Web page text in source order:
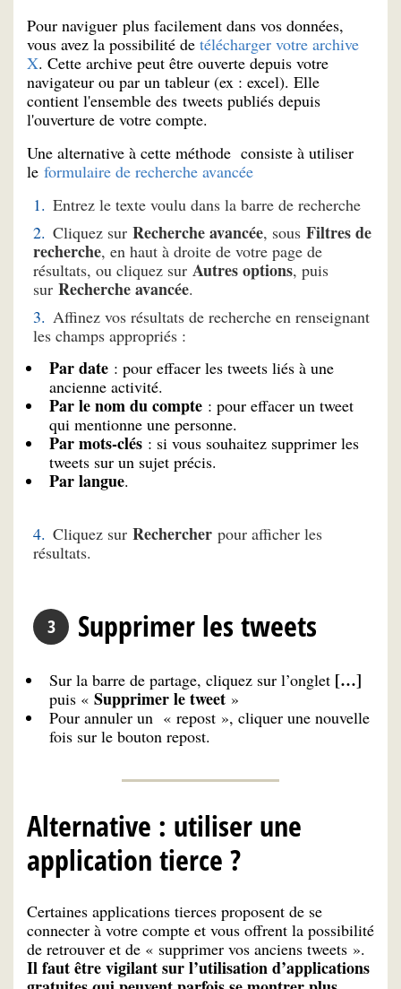
Pour naviguer plus facilement dans vos données,
vous avez la possibilité de télécharger votre archive
X. Cette archive peut être ouverte depuis votre
navigateur ou par un tableur (ex : excel). Elle
contient l'ensemble des tweets publiés depuis
l'ouverture de votre compte.
Une alternative à cette méthode consiste à utiliser
le formulaire de recherche avancée
Entrez le texte voulu dans la barre de recherche
Cliquez sur Recherche avancée, sous Filtres de
recherche, en haut à droite de votre page de
résultats, ou cliquez sur Autres options, puis
sur Recherche avancée.
Affinez vos résultats de recherche en renseignant
les champs appropriés :
Par date : pour effacer les tweets liés à une
ancienne activité.
Par le nom du compte : pour effacer un tweet
qui mentionne une personne.
Par mots-clés : si vous souhaitez supprimer les
tweets sur un sujet précis.
Par langue.
Cliquez sur Rechercher pour afficher les
résultats.
Supprimer les tweets
Sur la barre de partage, cliquez sur l’onglet […]
puis « Supprimer le tweet »
Pour annuler un « repost », cliquer une nouvelle
fois sur le bouton repost.
Alternative : utiliser une
application tierce ?
Certaines applications tierces proposent de se
connecter à votre compte et vous offrent la possibilité
de retrouver et de « supprimer vos anciens tweets ».
Il faut être vigilant sur l’utilisation d’applications